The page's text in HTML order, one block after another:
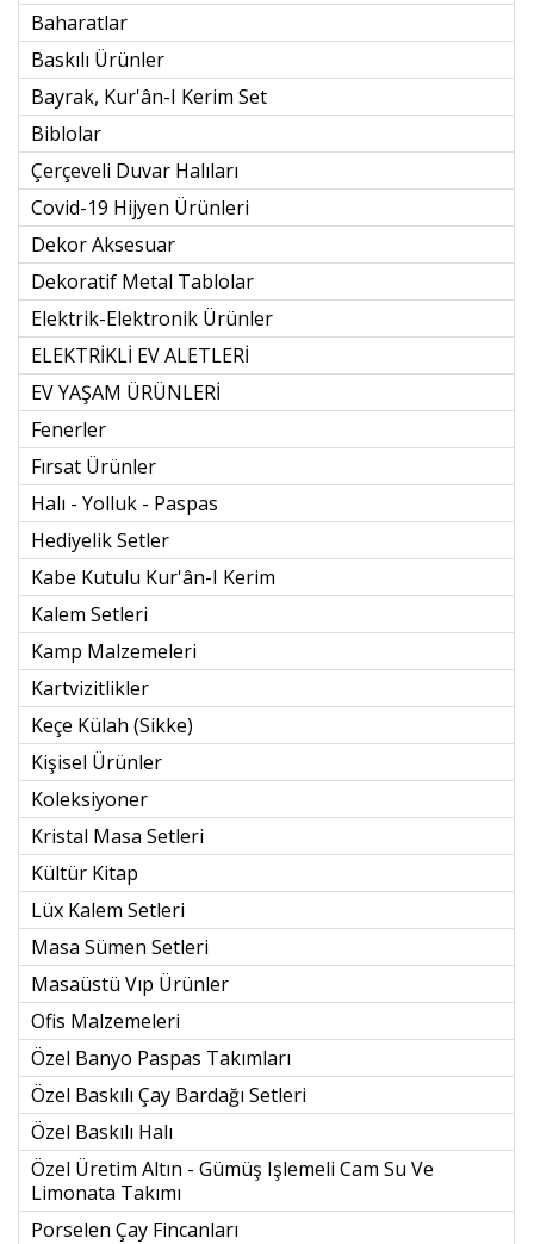
Baharatlar
Baskılı Ürünler
Bayrak, Kur'ân-I Kerim Set
Biblolar
Çerçeveli Duvar Halıları
Covid-19 Hijyen Ürünleri
Dekor Aksesuar
Dekoratif Metal Tablolar
Elektrik-Elektronik Ürünler
ELEKTRİKLİ EV ALETLERİ
EV YAŞAM ÜRÜNLERİ
Fenerler
Fırsat Ürünler
Halı - Yolluk - Paspas
Hediyelik Setler
Kabe Kutulu Kur'ân-I Kerim
Kalem Setleri
Kamp Malzemeleri
Kartvizitlikler
Keçe Külah (sikke)
Kişisel Ürünler
Koleksiyoner
Kristal Masa Setleri
Kültür Kitap
Lüx Kalem Setleri
Masa Sümen Setleri
Masaüstü Vıp Ürünler
Ofis Malzemeleri
Özel Banyo Paspas Takımları
Özel Baskılı Çay Bardağı Setleri
Özel Baskılı Halı
Özel Üretim Altın - Gümüş Işlemeli Cam Su Ve
Limonata Takımı
Porselen Çay Fincanları